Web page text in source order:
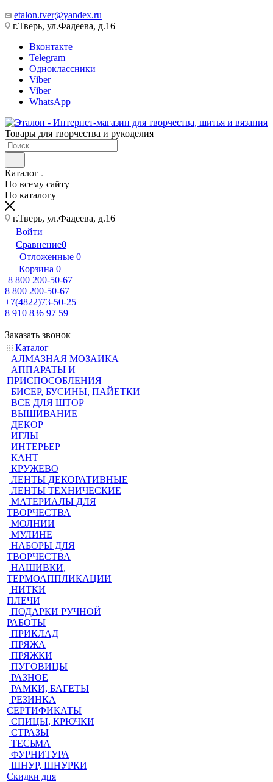
etalon.tver@yandex.ru
г.Тверь, ул.Фадеева, д.16
Вконтакте
Telegram
Одноклассники
Viber
Viber
WhatsApp
Товары для творчества и рукоделия
Каталог
По всему сайту
По каталогу
г.Тверь, ул.Фадеева, д.16
Войти
Сравнение0
Отложенные 0
Корзина 0
8 800 200-50-67
8 800 200-50-67
+7(4822)73-50-25
8 910 836 97 59
Заказать звонок
Каталог
АЛМАЗНАЯ МОЗАИКА
АППАРАТЫ И
ПРИСПОСОБЛЕНИЯ
БИСЕР, БУСИНЫ, ПАЙЕТКИ
ВСЕ ДЛЯ ШТОР
ВЫШИВАНИЕ
ДЕКОР
ИГЛЫ
ИНТЕРЬЕР
КАНТ
КРУЖЕВО
ЛЕНТЫ ДЕКОРАТИВНЫЕ
ЛЕНТЫ ТЕХНИЧЕСКИЕ
МАТЕРИАЛЫ ДЛЯ
ТВОРЧЕСТВА
МОЛНИИ
МУЛИНЕ
НАБОРЫ ДЛЯ
ТВОРЧЕСТВА
НАШИВКИ,
ТЕРМОАППЛИКАЦИИ
НИТКИ
ПЛЕЧИ
ПОДАРКИ РУЧНОЙ
РАБОТЫ
ПРИКЛАД
ПРЯЖА
ПРЯЖКИ
ПУГОВИЦЫ
РАЗНОЕ
РАМКИ, БАГЕТЫ
РЕЗИНКА
СЕРТИФИКАТЫ
СПИЦЫ, КРЮЧКИ
СТРАЗЫ
ТЕСЬМА
ФУРНИТУРА
ШНУР, ШНУРКИ
Скидки дня